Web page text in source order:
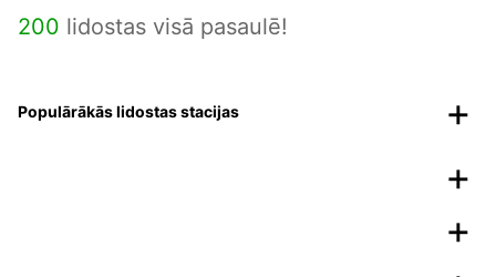
200 lidostas visā pasaulē!
Populārākās lidostas stacijas